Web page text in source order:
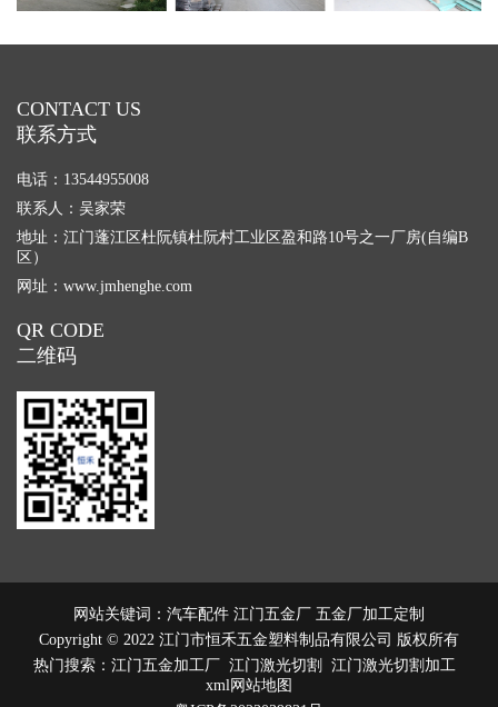
CONTACT US
联系方式
电话：13544955008
联系人：吴家荣
地址：江门蓬江区杜阮镇杜阮村工业区盈和路10号之一厂房(自编B
区）
网址： www.jmhenghe.com
QR CODE
二维码
网站关键词：汽车配件 江门五金厂 五金厂加工定制
Copyright © 2022 江门市恒禾五金塑料制品有限公司 版权所有
热门搜索： 江门五金加工厂 江门激光切割 江门激光切割加工
xml网站地图